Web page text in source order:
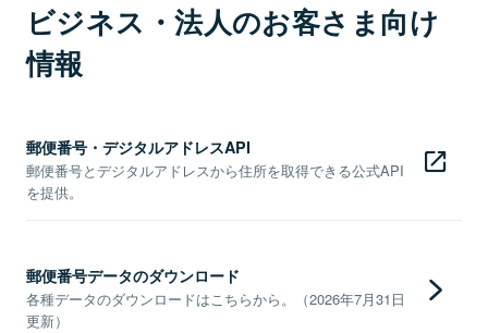
ビジネス・法人のお客さま向け
情報
郵便番号・デジタルアドレスAPI
郵便番号とデジタルアドレスから住所を取得できる公式API
を提供。
郵便番号データのダウンロード
各種データのダウンロードはこちらから。（2026年7月31日
更新）